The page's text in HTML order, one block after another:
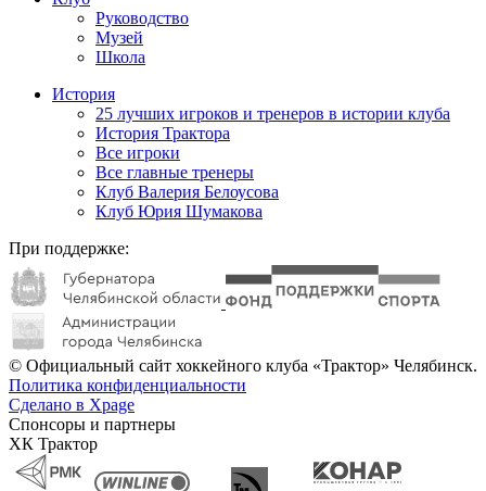
Руководство
Музей
Школа
История
25 лучших игроков и тренеров в истории клуба
История Трактора
Все игроки
Все главные тренеры
Клуб Валерия Белоусова
Клуб Юрия Шумакова
При поддержке:
© Официальный сайт хоккейного клуба «Трактор» Челябинск.
Политика конфиденциальности
Сделано в Xpage
Спонсоры и партнеры
ХК Трактор